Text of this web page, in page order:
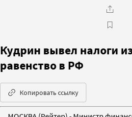
Кудрин вывел налоги
равенство в РФ
Копировать ссылку